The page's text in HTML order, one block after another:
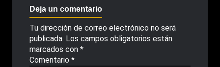
Deja un comentario
Tu dirección de correo electrónico no será
publicada. Los campos obligatorios están
marcados con *
Comentario *